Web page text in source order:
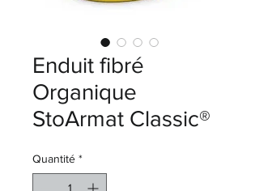
Enduit fibré
Organique
StoArmat Classic®
Quantité *